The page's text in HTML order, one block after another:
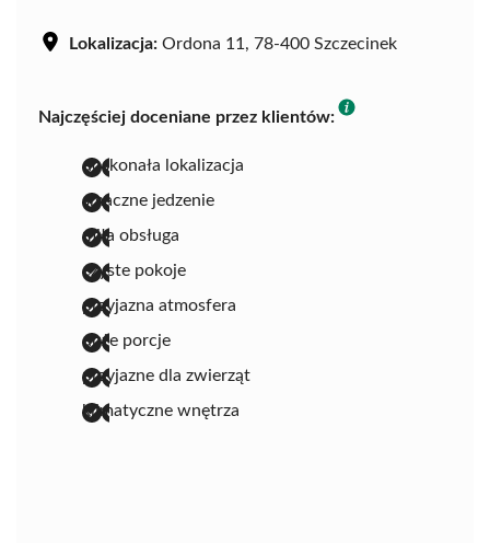
Lokalizacja: Ordona 11, 78-400 Szczecinek
Najczęściej doceniane przez klientów:
doskonała lokalizacja
smaczne jedzenie
miła obsługa
czyste pokoje
przyjazna atmosfera
duże porcje
przyjazne dla zwierząt
klimatyczne wnętrza